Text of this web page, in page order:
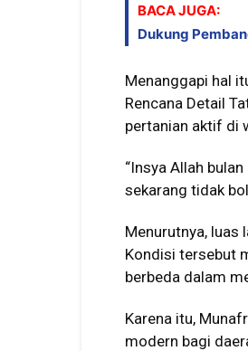
BACA JUGA:
Dukung
Menanggapi hal
Rencana Detail
pertanian aktif di
“Insya Allah
sekarang tidak
Menurutnya, luas
Kondisi tersebut
berbeda dalam
Karena itu,
modern bagi